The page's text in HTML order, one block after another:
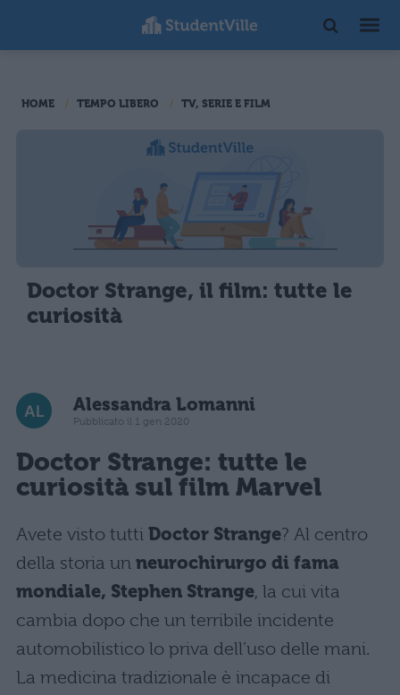
HOME TEMPO LIBERO TV, SERIE E FILM
Doctor Strange, il film: tutte le
curiosità
Alessandra Lomanni
Pubblicato il 1 gen 2020
Doctor Strange: tutte le
curiosità sul film Marvel
Avete visto tutti Doctor Strange? Al centro
della storia un neurochirurgo di fama
mondiale, Stephen Strange, la cui vita
cambia dopo che un terribile incidente
automobilistico lo priva dell’uso delle mani.
La medicina tradizionale è incapace di